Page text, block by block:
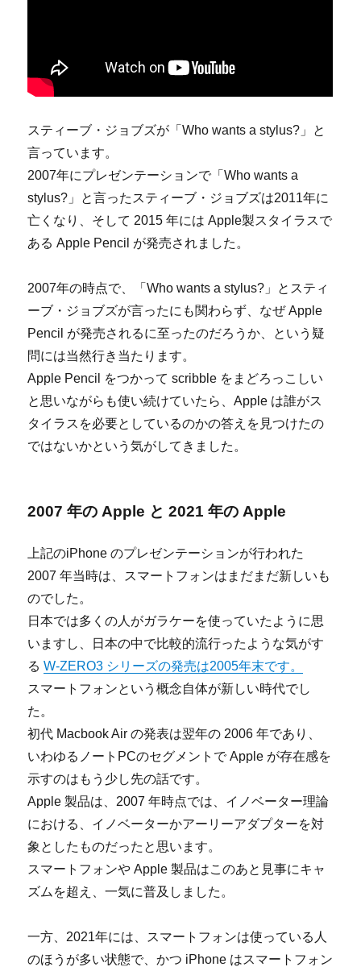
スティーブ・ジョブズが「Who wants a stylus?」と
言っています。
2007年にプレゼンテーションで「Who wants a
stylus?」と言ったスティーブ・ジョブズは2011年に
亡くなり、そして 2015 年には Apple製スタイラスで
ある Apple Pencil が発売されました。
2007年の時点で、「Who wants a stylus?」とスティ
ーブ・ジョブズが言ったにも関わらず、なぜ Apple
Pencil が発売されるに至ったのだろうか、という疑
問には当然行き当たります。
Apple Pencil をつかって scribble をまどろっこしい
と思いながらも使い続けていたら、Apple は誰がス
タイラスを必要としているのかの答えを見つけたの
ではないかという気がしてきました。
2007 年の Apple と 2021 年の Apple
上記のiPhone のプレゼンテーションが行われた
2007 年当時は、スマートフォンはまだまだ新しいも
のでした。
日本では多くの人がガラケーを使っていたように思
いますし、日本の中で比較的流行ったような気がす
るW-ZERO3 シリーズの発売は2005年末です。
スマートフォンという概念自体が新しい時代でし
た。
初代 Macbook Air の発表は翌年の 2006 年であり、
いわゆるノートPCのセグメントで Apple が存在感を
示すのはもう少し先の話です。
Apple 製品は、2007 年時点では、イノベーター理論
における、イノベーターかアーリーアダプターを対
象としたものだったと思います。
スマートフォンや Apple 製品はこのあと見事にキャ
ズムを超え、一気に普及しました。
一方、2021年には、スマートフォンは使っている人
のほうが多い状態で、かつ iPhone はスマートフォン